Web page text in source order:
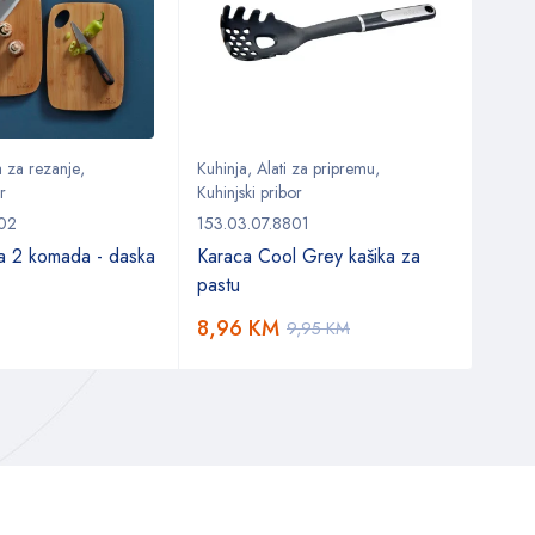
za rezanje,
2 komada - daska
Kuhinja, Alati za pripremu,
Kuhinjski pribor
153.03.07.8801
Karaca Cool Grey kašika za
pastu
9,95KM
8,96 KM